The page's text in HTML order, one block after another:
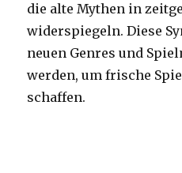
die alte Mythen in
widerspiegeln. Diese
neuen Genres und
werden, um frische
schaffen.